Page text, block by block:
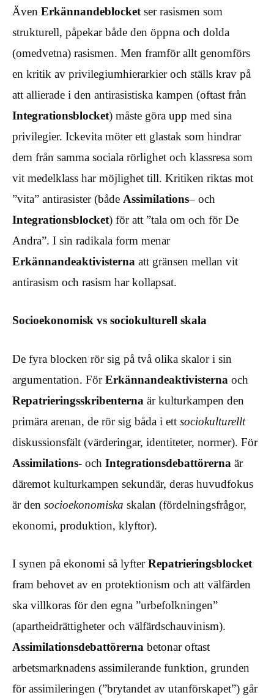
Även Erkännandeblocket ser rasismen som
strukturell, påpekar både den öppna och dolda
(omedvetna) rasismen. Men framför allt genomförs
en kritik av privilegiumhierarkier och ställs krav på
att allierade i den antirasistiska kampen (oftast från
Integrationsblocket) måste göra upp med sina
privilegier. Ickevita möter ett glastak som hindrar
dem från samma sociala rörlighet och klassresa som
vit medelklass har möjlighet till. Kritiken riktas mot
”vita” antirasister (både Assimilations– och
Integrationsblocket) för att ”tala om och för De
Andra”. I sin radikala form menar
Erkännandeaktivisterna att gränsen mellan vit
antirasism och rasism har kollapsat.
Socioekonomisk vs sociokulturell skala
De fyra blocken rör sig på två olika skalor i sin
argumentation. FörErkännandeaktivisterna och
Repatrieringsskribenterna är kulturkampen den
primära arenan, de rör sig båda i ett sociokulturellt
diskussionsfält (värderingar, identiteter, normer). För
Assimilations- och Integrationsdebattörerna är
däremot kulturkampen sekundär, deras huvudfokus
är den socioekonomiska skalan (fördelningsfrågor,
ekonomi, produktion, klyftor).
I synen på ekonomi så lyfterRepatrieringsblocket
fram behovet av en protektionism och att välfärden
ska villkoras för den egna ”urbefolkningen”
(apartheidrättigheter och välfärdschauvinism).
Assimilationsdebattörerna betonar oftast
arbetsmarknadens assimilerande funktion, grunden
för assimileringen (”brytandet av utanförskapet”) går